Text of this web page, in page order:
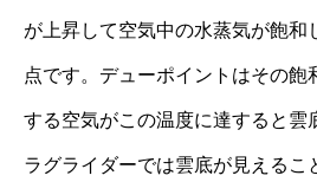
が上昇して空気中の水蒸気が飽和
点です。デューポイントはその飽
する空気がこの温度に達すると雲
ラグライダーでは雲底が見えるこ